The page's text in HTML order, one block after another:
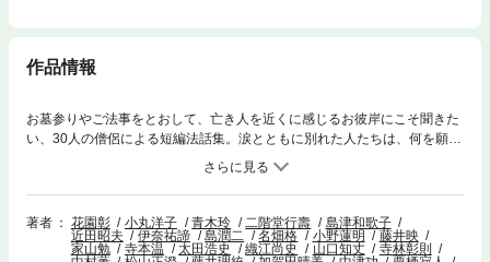
作品情報
お墓参りやご法事をとおして、亡き人を近くに感じるお彼岸にこそ聞きた
い、30人の僧侶による短編法話集。涙とともに別れた人たちは、何を願
い、何を私たちに語りかけているのでしょうか。本書は、お墓参りやご法
事をとおして、亡き人を近くに感じる「お彼岸」にこそ耳を傾けたい、30
人の僧侶(おぼうさん)による短編法話集です。
著者
花園彰 小丸洋子 青木玲 二階堂行壽
島津和歌子
近田昭夫
伊奈祐諦 島潤二 名畑格 小野蓮明
藤井映
家山勉
寺本温 太田浩史 織江尚史 山口知丈
寺林彰則